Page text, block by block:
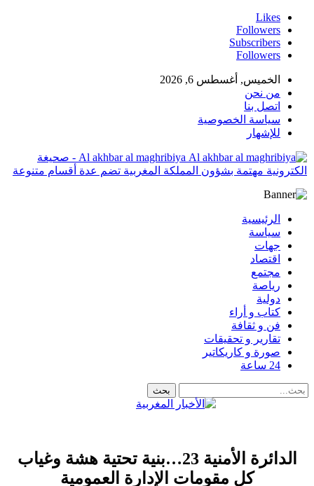
Likes
Followers
Subscribers
Followers
الخميس, أغسطس 6, 2026
من نحن
اتصل بنا
سياسة الخصوصية
للإشهار
Al akhbar al maghribiya - صحيغة
الكترونية مهتمة بشؤون المملكة المغربية تضم عدة أقسام متنوعة
الرئيسية
سياسة
جهات
اقتصاد
مجتمع
رياصة
دولية
كتاب و أراء
فن و ثقافة
تقارير و تحقيقات
صورة و كاريكاتير
24 ساعة
الدائرة الأمنية 23…بنية تحتية هشة وغياب
كل مقومات الإدارة العمومية